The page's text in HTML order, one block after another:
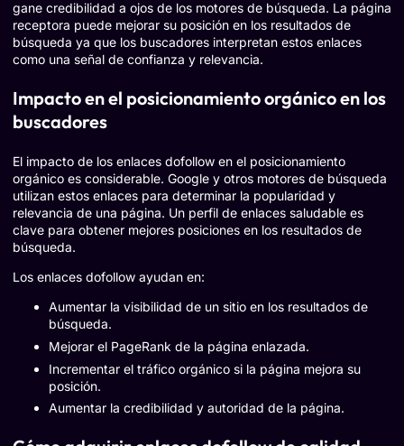
gane credibilidad a ojos de los motores de búsqueda. La página
receptora puede mejorar su posición en los resultados de
búsqueda ya que los buscadores interpretan estos enlaces
como una señal de confianza y relevancia.
Impacto en el posicionamiento orgánico en los
buscadores
El impacto de los enlaces dofollow en el posicionamiento
orgánico es considerable. Google y otros motores de búsqueda
utilizan estos enlaces para determinar la popularidad y
relevancia de una página. Un perfil de enlaces saludable es
clave para obtener mejores posiciones en los resultados de
búsqueda.
Los enlaces dofollow ayudan en:
Aumentar la visibilidad de un sitio en los resultados de
búsqueda.
Mejorar el PageRank de la página enlazada.
Incrementar el tráfico orgánico si la página mejora su
posición.
Aumentar la credibilidad y autoridad de la página.